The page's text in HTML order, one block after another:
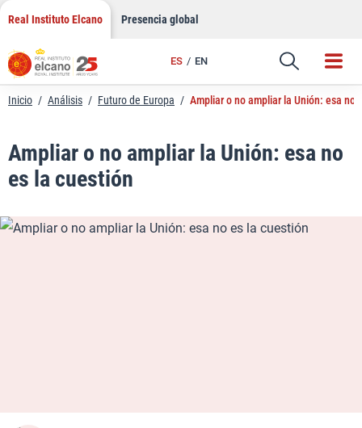
Saltar
contenido
Real Instituto Elcano Presencia global
ES EN
Enlace
Inicio / Análisis / Futuro de Europa / Ampliar o no ampliar la Unión: esa no
Ampliar o no ampliar la Unión: esa no
es la cuestión